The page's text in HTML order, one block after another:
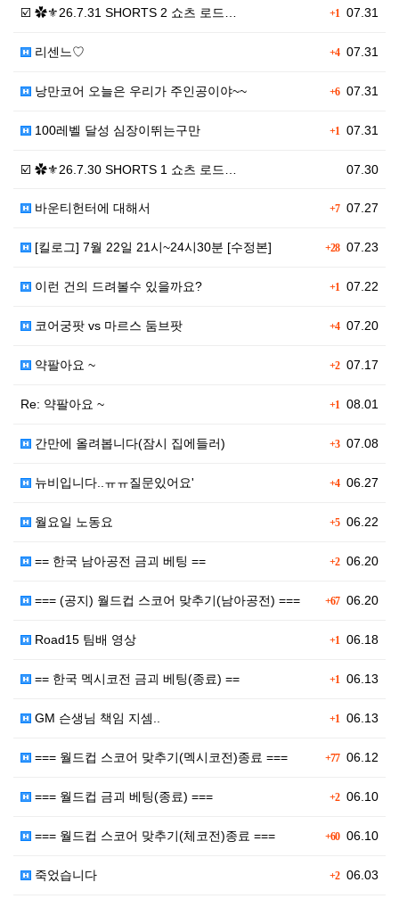
+1 07.31
☑️ ✿⚜26.7.31 SHORTS 2 쇼츠 로드…
+407.31
리센느♡
+607.31
낭만코어 오늘은 우리가 주인공이야~~
+1 07.31
100레벨 달성 심장이뛰는구만
07.30
☑️ ✿⚜26.7.30 SHORTS 1 쇼츠 로드…
+707.27
바운티헌터에 대해서
+2807.23
[킬로그] 7월 22일 21시~24시30분 [수정본]
+1 07.22
이런 건의 드려볼수 있을까요?
+407.20
코어궁팟 vs 마르스 둠브팟
+207.17
약팔아요 ~
+1 08.01
Re: 약팔아요 ~
+307.08
간만에 올려봅니다(잠시 집에들러)
+406.27
뉴비입니다..ㅠㅠ질문있어요'
+506.22
월요일 노동요
+206.20
== 한국 남아공전 금괴 베팅 ==
+6706.20
=== (공지) 월드컵 스코어 맞추기(남아공전) ===
+1 06.18
Road15 팀배 영상
+1 06.13
== 한국 멕시코전 금괴 베팅(종료) ==
+1 06.13
GM 슨생님 책임 지셈..
+7706.12
=== 월드컵 스코어 맞추기(멕시코전)종료 ===
+206.10
=== 월드컵 금괴 베팅(종료) ===
+6006.10
=== 월드컵 스코어 맞추기(체코전)종료 ===
+206.03
죽었습니다